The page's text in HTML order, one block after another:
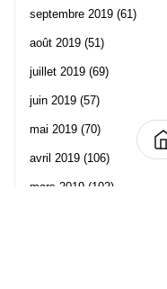
septembre 2019 (61)
août 2019 (51)
juillet 2019 (69)
juin 2019 (57)
mai 2019 (70)
avril 2019 (106)
mars 2019 (102)